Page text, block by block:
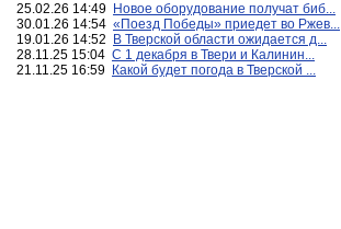
25.02.26 14:49 Новое оборудование получат биб...
30.01.26 14:54 «Поезд Победы» приедет во Ржев...
19.01.26 14:52
В Тверской области ожидается д...
28.11.25 15:04 С 1 декабря в Твери и Калинин...
21.11.25 16:59 Какой будет погода в Тверской ...